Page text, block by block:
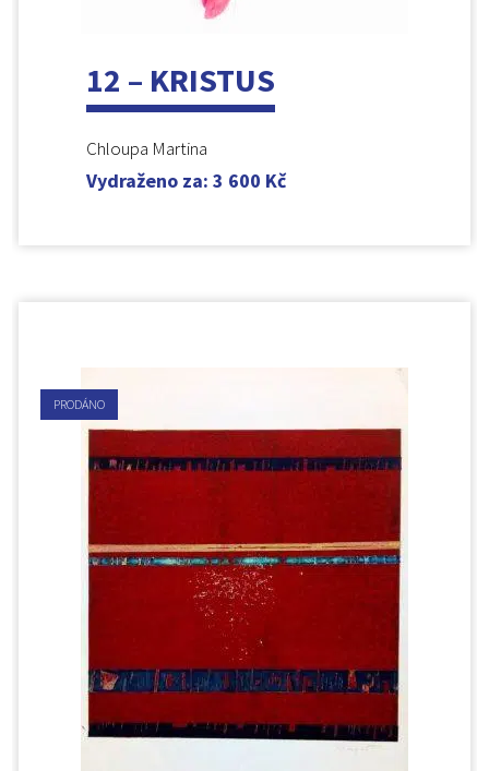
12 – KRISTUS
Chloupa Martina
Vydraženo za:3 600 Kč
PRODÁNO